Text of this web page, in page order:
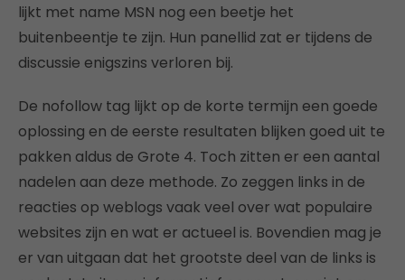
lijkt met name MSN nog een beetje het
buitenbeentje te zijn. Hun panellid zat er tijdens de
discussie enigszins verloren bij.
De nofollow tag lijkt op de korte termijn een goede
oplossing en de eerste resultaten blijken goed uit te
pakken aldus de Grote 4. Toch zitten er een aantal
nadelen aan deze methode. Zo zeggen links in de
reacties op weblogs vaak veel over wat populaire
websites zijn en wat er actueel is. Bovendien mag je
er van uitgaan dat het grootste deel van de links is